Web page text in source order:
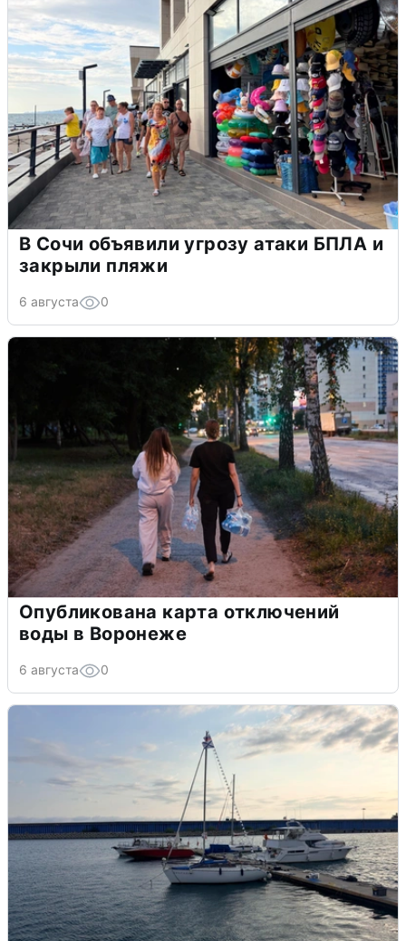
В Сочи объявили угрозу атаки БПЛА и
закрыли пляжи
6 августа 0
Опубликована карта отключений
воды в Воронеже
6 августа 0